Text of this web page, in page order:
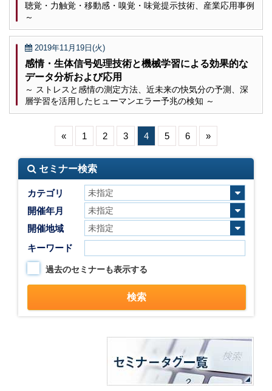
聴覚・力触覚・移動感・嗅覚・味覚提示技術、産業応用事例
～
2019年11月19日(火)
感情・生体信号処理技術と機械学習による効果的な
データ分析および応用
～ ストレスと感情の測定方法、近未来の快気分の予測、深
層学習を活用したヒューマンエラー予兆の検知 ～
« 1 2 3 4 5 6 »
セミナー検索
カテゴリ
開催年月
開催地域
キーワード
過去のセミナーも表示する